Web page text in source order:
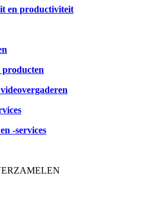
en productiviteit
producten
-services